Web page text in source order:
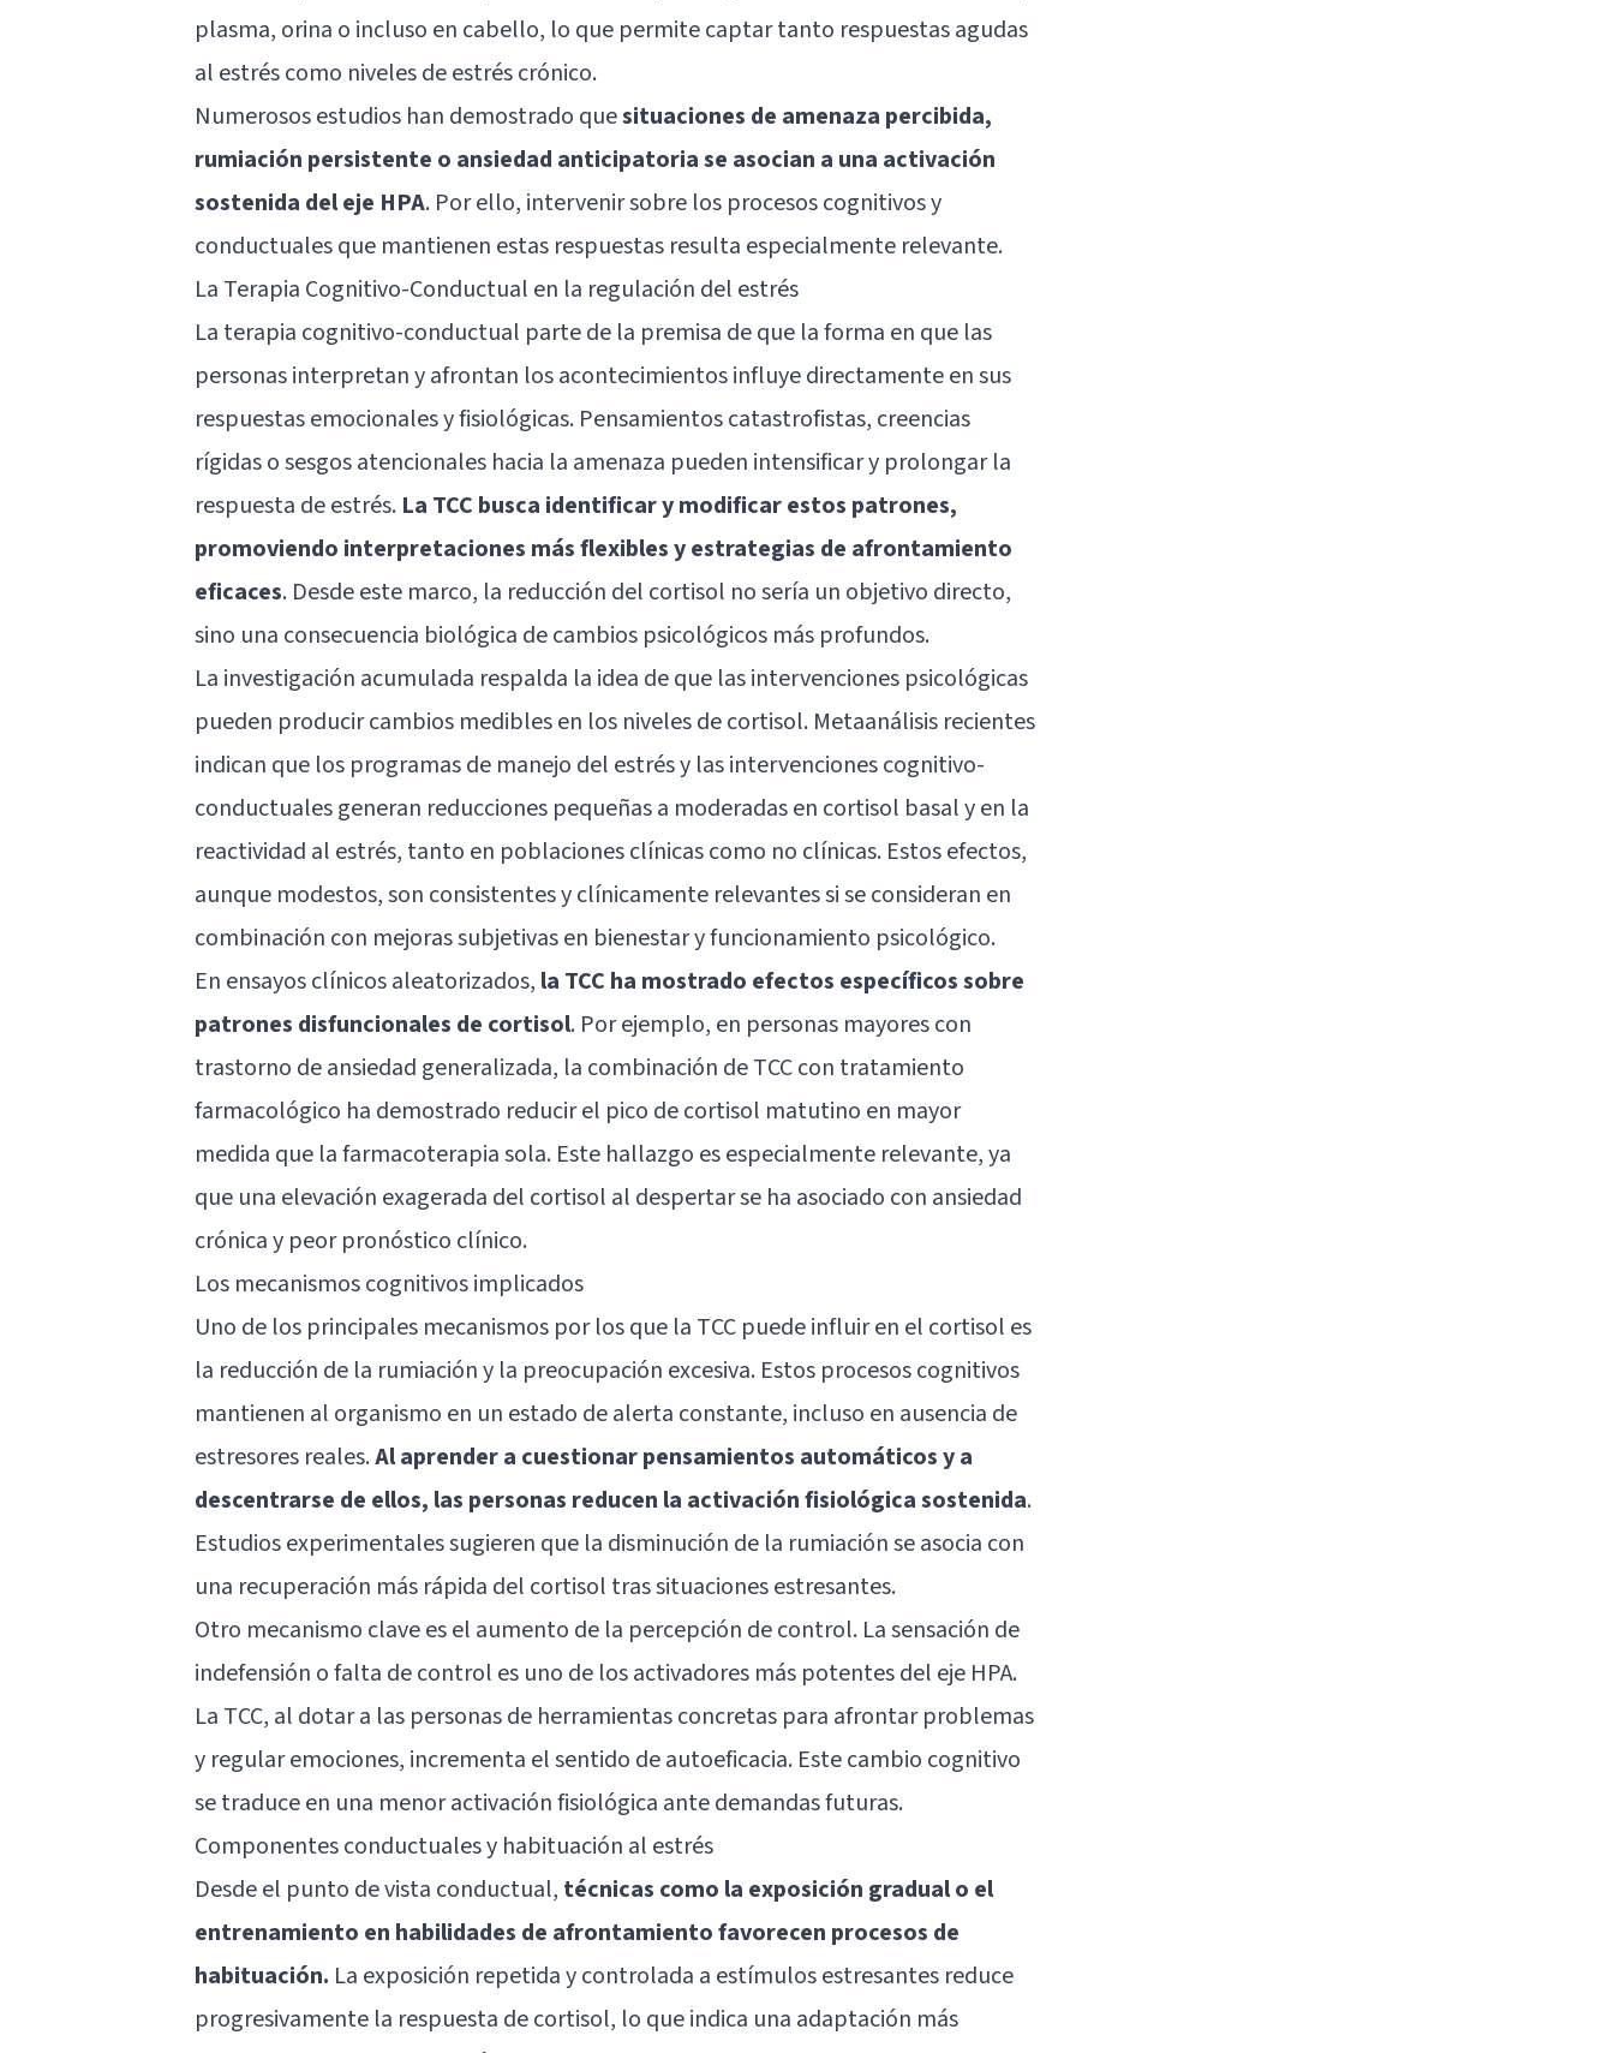
plasma, orina o incluso en cabello, lo que permite captar tanto respuestas agudas
al estrés como niveles de estrés crónico.
Numerosos estudios han demostrado quesituaciones de amenaza percibida,
rumiación persistente o ansiedad anticipatoria se asocian a una activación
sostenida del eje HPA. Por ello, intervenir sobre los procesos cognitivos y
conductuales que mantienen estas respuestas resulta especialmente relevante.
La Terapia Cognitivo-Conductual en la regulación del estrés
La terapia cognitivo-conductual parte de la premisa de que la forma en que las
personas interpretan y afrontan los acontecimientos influye directamente en sus
respuestas emocionales y fisiológicas. Pensamientos catastrofistas, creencias
rígidas o sesgos atencionales hacia la amenaza pueden intensificar y prolongar la
respuesta de estrés. La TCC busca identificar y modificar estos patrones,
promoviendo interpretaciones más flexibles y estrategias de afrontamiento
eficaces. Desde este marco, la reducción del cortisol no sería un objetivo directo,
sino una consecuencia biológica de cambios psicológicos más profundos.
La investigación acumulada respalda la idea de que las intervenciones psicológicas
pueden producir cambios medibles en los niveles de cortisol. Metaanálisis recientes
indican que los programas de manejo del estrés y las intervenciones cognitivo-
conductuales generan reducciones pequeñas a moderadas en cortisol basal y en la
reactividad al estrés, tanto en poblaciones clínicas como no clínicas. Estos efectos,
aunque modestos, son consistentes y clínicamente relevantes si se consideran en
combinación con mejoras subjetivas en bienestar y funcionamiento psicológico.
En ensayos clínicos aleatorizados, la TCC ha mostrado efectos específicos sobre
patrones disfuncionales de cortisol. Por ejemplo, en personas mayores con
trastorno deansiedad generalizada, la combinación de TCC con tratamiento
farmacológico ha demostrado reducir el pico de cortisol matutino en mayor
medida que la farmacoterapia sola. Este hallazgo es especialmente relevante, ya
que una elevación exagerada del cortisol al despertar se ha asociado con ansiedad
crónica y peor pronóstico clínico.
Los mecanismos cognitivos implicados
Uno de los principales mecanismos por los que la TCC puede influir en el cortisol es
la reducción de la rumiación y la preocupación excesiva. Estos procesos cognitivos
mantienen al organismo en un estado de alerta constante, incluso en ausencia de
estresores reales.Al aprender a cuestionar pensamientos automáticos y a
descentrarse de ellos, las personas reducen la activación fisiológica sostenida.
Estudios experimentales sugieren que la disminución de la rumiación se asocia con
una recuperación más rápida del cortisol tras situaciones estresantes.
Otro mecanismo clave es el aumento de la percepción de control. La sensación de
indefensión o falta de control es uno de los activadores más potentes del eje HPA.
La TCC, al dotar a las personas de herramientas concretas para afrontar problemas
y regular emociones, incrementa el sentido de autoeficacia. Este cambio cognitivo
se traduce en una menor activación fisiológica ante demandas futuras.
Componentes conductuales y habituación al estrés
Desde el punto de vista conductual, técnicas como la exposición gradual o el
entrenamiento en habilidades de afrontamiento favorecen procesos de
habituación. La exposición repetida y controlada a estímulos estresantes reduce
progresivamente la respuesta de cortisol, lo que indica una adaptación más